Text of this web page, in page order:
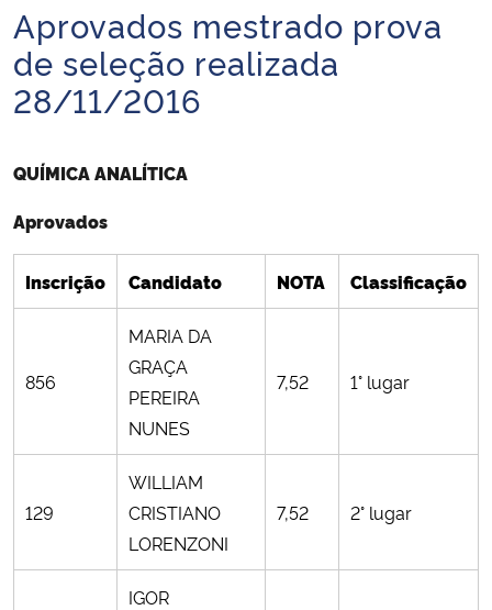
Ministério da Infraestrutura
Ministério da Agricultura, Pecuária e Abastecimento
Ministério da Educação
Ministério da Cidadania
Ministério da Saúde
Ministério de Minas e Energia
Ministério da Ciência, Tecnologia, Inovações e Comunicações
Ministério do Meio Ambiente
Ministério do Turismo
Ministério do Desenvolvimento Regional
Início do conteúdo
Aprovados mestrado prova
de seleção realizada
28/11/2016
QUÍMICA ANALÍTICA
Aprovados
Inscrição Candidato NOTA Classificação
856
MARIA DA
GRAÇA
PEREIRA
NUNES
7,52 1° lugar
129
WILLIAM
CRISTIANO
LORENZONI
7,52 2° lugar
IGOR